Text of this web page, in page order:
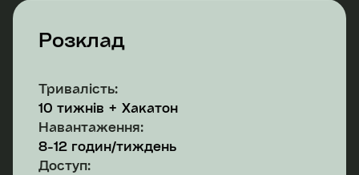
Розклад
Тривалість:
10 тижнів + Хакатон
Навантаження:
8-12 годин/тиждень
Доступ: